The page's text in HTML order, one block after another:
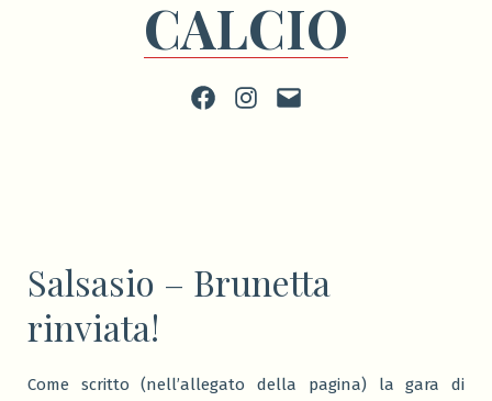
CALCIO
FacebookInstagram
scrivi
Salsasio – Brunetta
rinviata!
Come scritto (nell’allegato della pagina) la gara di